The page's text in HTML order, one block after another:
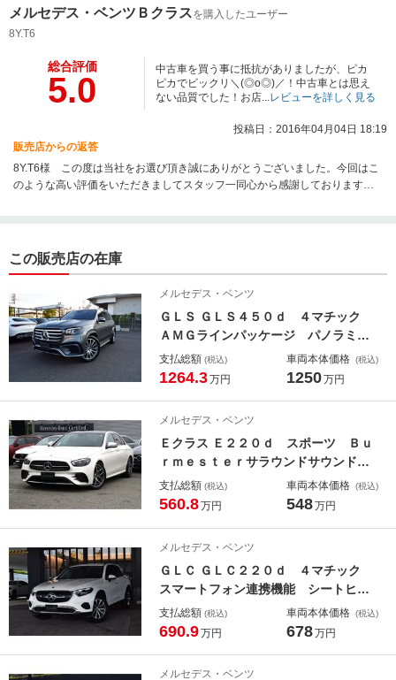
メルセデス・ベンツＢクラスを購入したユーザー
8Y.T6
総合評価
5.0
中古車を買う事に抵抗がありましたが、ピカ
ピカでビックリ＼(◎o◎)／！中古車とは思え
ない品質でした！お店...レビューを詳しく見る
投稿日：2016年04月04日 18:19
販売店からの返答
8Y.T6様 この度は当社をお選び頂き誠にありがとうございました。今回はこ
のような高い評価をいただきましてスタッフ一同心から感謝しております。
してお任せ下さい。全力でご対応させて頂きます。お乗り換えの際は8Y.T6様
う、お願い申し上げます。
この販売店の在庫
メルセデス・ベンツ
ＧＬＳ ＧＬＳ４５０ｄ ４マチック
ＡＭＧラインパッケージ パノラミッ
クスライディングルーフ ヘッドアッ
プディスプレイ アンビエントライ
列目シート Ｂｕｒｍｅｓｔｅｒサラ
ウンドサウンドシステム
支払総額 (税込)
1264.3万円
車両本体価格 (税込)
1250万円
メルセデス・ベンツ
Ｅクラス Ｅ２２０ｄ スポーツ Ｂｕ
ｒｍｅｓｔｅｒサラウンドサウンドシ
ステム パノラミックスライディング
ルーフ アンビエントライト クライ
グ メモリー付パワーシート
支払総額 (税込)
560.8万円
車両本体価格 (税込)
548万円
メルセデス・ベンツ
ＧＬＣ ＧＬＣ２２０ｄ ４マチック
スマートフォン連携機能 シートヒー
ター ワイヤレスチャージング メモ
リ付パワーシート フットトランクオ
支払総額 (税込)
690.9万円
車両本体価格 (税込)
678万円
メルセデス・ベンツ